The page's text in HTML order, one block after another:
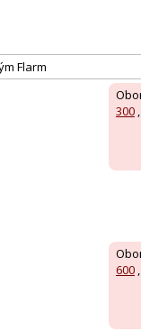
Flarm
300 ,
600 ,